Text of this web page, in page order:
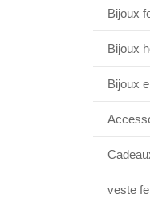
Bijoux
Bijoux
Bijoux
veste